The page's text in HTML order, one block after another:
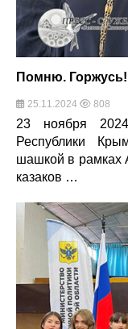
Помню. Горжусь!
25.11.2024 808
23 ноября
Республики
шашкой в рамках
казаков …